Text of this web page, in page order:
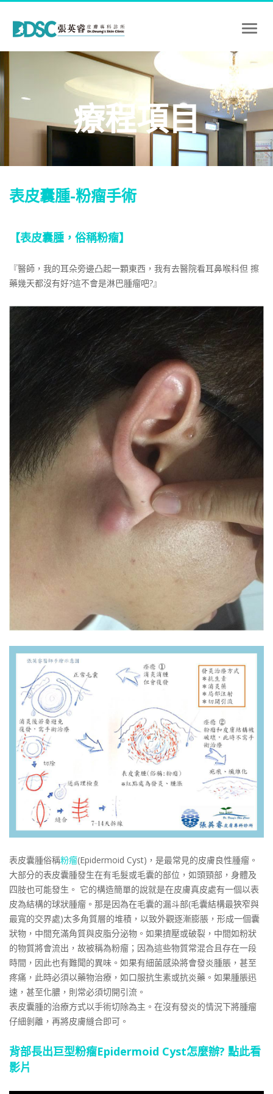
Toggle
療程項目
表皮囊腫-粉瘤手術
【表皮囊腫，俗稱粉瘤】
『醫師，我的耳朵旁邊凸起一顆東西，我有去醫院看耳鼻喉科但 擦
藥幾天都沒有好?這不會是淋巴腫瘤吧?』
表皮囊腫俗稱粉瘤(Epidermoid Cyst)，是最常見的皮膚良性腫瘤。
大部分的表皮囊腫發生在有毛髮或毛囊的部位，如頭頸部，身體及
四肢也可能發生。 它的構造簡單的說就是在皮膚真皮處有一個以表
皮為結構的球狀腫瘤。那是因為在毛囊的漏斗部(毛囊結構最狹窄與
最寬的交界處)太多角質層的堆積，以致外觀逐漸膨脹，形成一個囊
狀物，中間充滿角質與皮脂分泌物。如果擠壓或破裂，中間如粉狀
的物質將會流出，故被稱為粉瘤；因為這些物質常混合且存在一段
時間，因此也有難聞的異味。如果有細菌感染將會發炎腫脹，甚至
疼痛，此時必須以藥物治療，如口服抗生素或抗炎藥。如果腫脹迅
速，甚至化膿，則常必須切開引流。
表皮囊腫的治療方式以手術切除為主。在沒有發炎的情況下將腫瘤
仔細剝離，再將皮膚縫合即可。
背部長出巨型粉瘤Epidermoid Cyst怎麼辦? 點此看
影片